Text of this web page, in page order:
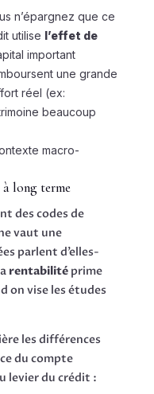
n’épargnez que ce
utilise l’effet de
important
une grande
réel (ex:
beaucoup
macro-
long terme
des codes de
vaut une
parlent d’elles-
rentabilitéprime
on vise les études
les différences
du compte
levier du crédit :